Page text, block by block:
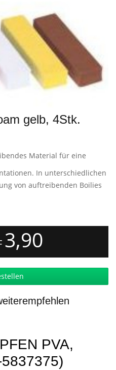
gelb, 4Stk.
Material für eine
In unterschiedlichen
von auftreibenden Boilies
3,90